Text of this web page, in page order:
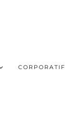
CORPORATIF